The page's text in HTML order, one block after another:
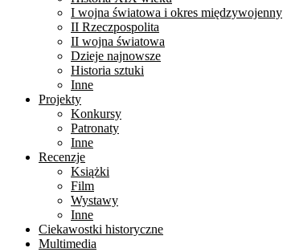
I wojna światowa i okres międzywojenny
II Rzeczpospolita
II wojna światowa
Dzieje najnowsze
Historia sztuki
Inne
Projekty
Konkursy
Patronaty
Inne
Recenzje
Książki
Film
Wystawy
Inne
Ciekawostki historyczne
Multimedia